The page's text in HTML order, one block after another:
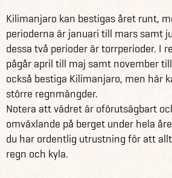
inspirerande och minnesvärd
steget i subtropisk skog, till den
soluppgången vid Uhuru Peak.
Därför ska du välja Winberg Travel:
Svensk reseledare –trygghet och
Machame-rutten –den vackraste
med hög andel lyckade
Professionellt team –
Kilimanjaro kan bestigas året runt,
perioderna är januari till mars samt
dessa två perioder är torrperioder. I
pågår april till maj samt november
också bestiga Kilimanjaro, men här
större regnmängder.
Notera att vädret är oförutsägbart
omväxlande på berget under hela
du har ordentlig utrustning för att
regn och kyla.